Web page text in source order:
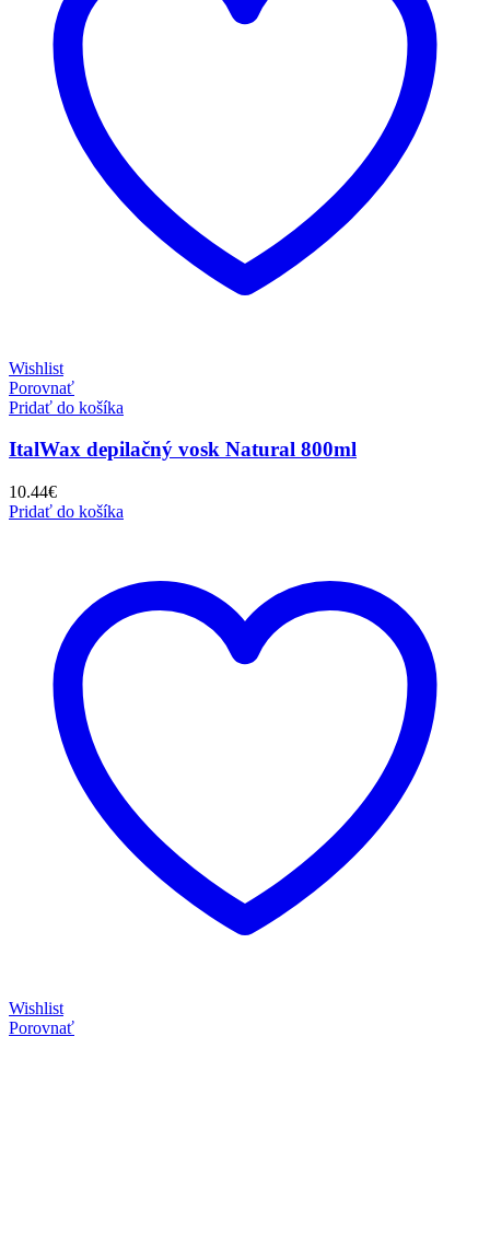
Wishlist
Porovnať
Pridať do košíka
ItalWax depilačný vosk Natural 800ml
10.44€
Pridať do košíka
Wishlist
Porovnať